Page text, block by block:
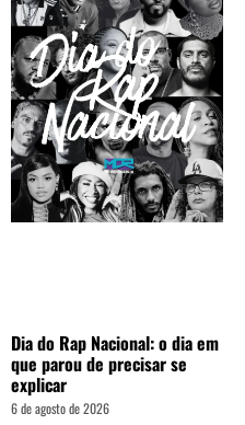
Dia do Rap Nacional: o dia em
que parou de precisar se
explicar
6 de agosto de 2026